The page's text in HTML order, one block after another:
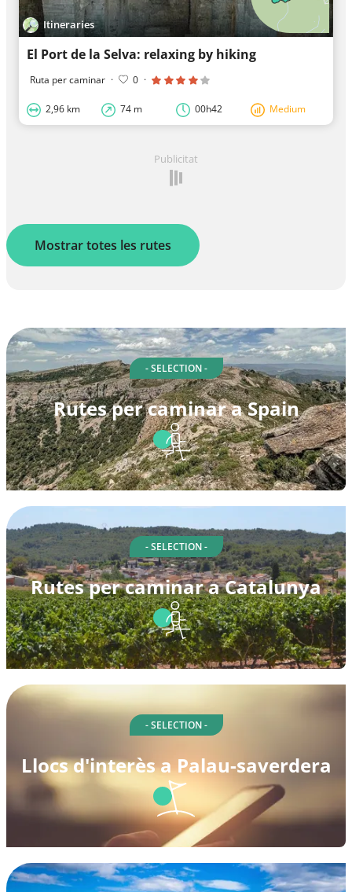
Itineraries
El Port de la Selva: relaxing by hiking
Ruta per caminar · 0 ·
2,96 km 74 m 00h42 Medium
Publicitat
Mostrar totes les rutes
- SELECTION -
Rutes per caminar a Spain
- SELECTION -
Rutes per caminar a Catalunya
- SELECTION -
Llocs d'interès a Palau-saverdera